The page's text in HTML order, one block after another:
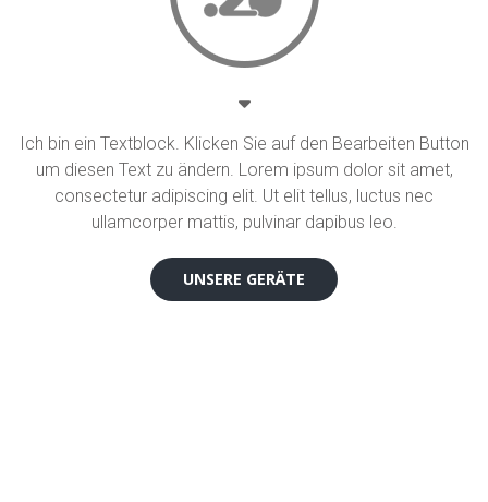
Ich bin ein Textblock. Klicken Sie auf den Bearbeiten Button
um diesen Text zu ändern. Lorem ipsum dolor sit amet,
consectetur adipiscing elit. Ut elit tellus, luctus nec
ullamcorper mattis, pulvinar dapibus leo.
UNSERE GERÄTE